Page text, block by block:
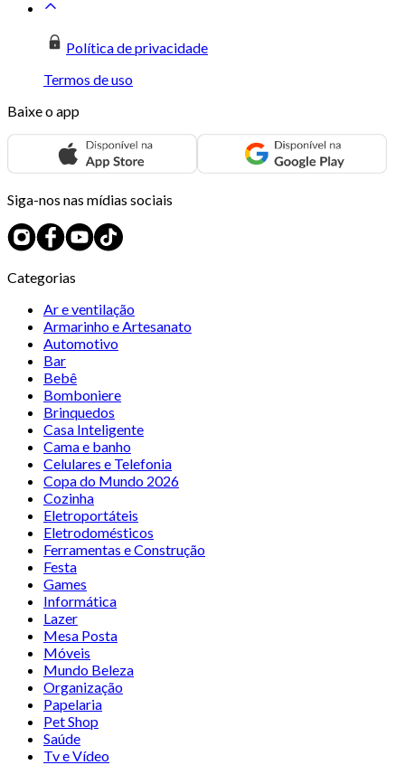
Política de privacidade
Termos de uso
Baixe o app
Siga-nos nas mídias sociais
Categorias
Ar e ventilação
Armarinho e Artesanato
Automotivo
Bar
Bebê
Bomboniere
Brinquedos
Casa Inteligente
Cama e banho
Celulares e Telefonia
Copa do Mundo 2026
Cozinha
Eletroportáteis
Eletrodomésticos
Ferramentas e Construção
Festa
Games
Informática
Lazer
Mesa Posta
Móveis
Mundo Beleza
Organização
Papelaria
Pet Shop
Saúde
Tv e Vídeo